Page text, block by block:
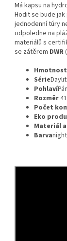
Má kapsu na
Hodit se bude
jednodenní túry
odpoledne na
materiálů s
se zátěrem DWR
Hmotnost
Série
Pohlaví
Rozměr
Počet
Eko
Materiál
Barva